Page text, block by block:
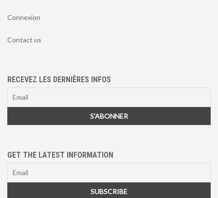
Connexion
Contact us
RECEVEZ LES DERNIÈRES INFOS
GET THE LATEST INFORMATION